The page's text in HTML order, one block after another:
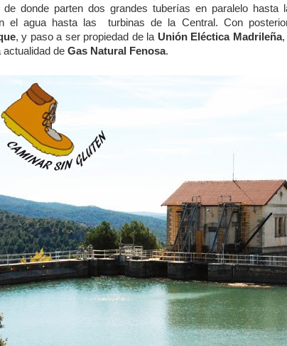
de donde parten dos grandes tuberías en paralelo hasta
el agua hasta las turbinas de la Central. Con
, y paso a ser propiedad de la Unión Eléctica Madrileña,
actualidad de Gas Natural Fenosa.